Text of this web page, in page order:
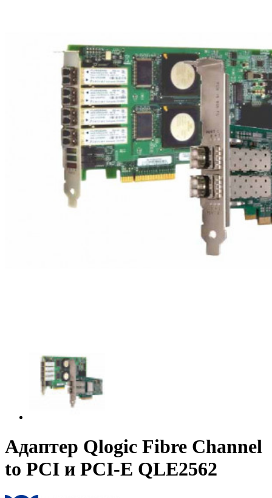
Адаптер Qlogic Fibre Channel
to PCI и PCI-E QLE2562